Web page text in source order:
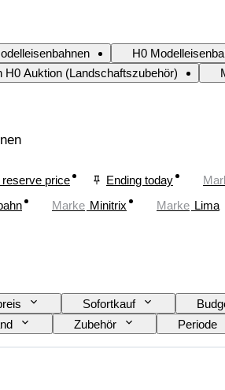
H0
H0 Auktion (Landschaftszubehör)
reserve price Ending today
Marke Minitrix Marke Lima
Sofortkauf
Zubehör Periode
Epoche